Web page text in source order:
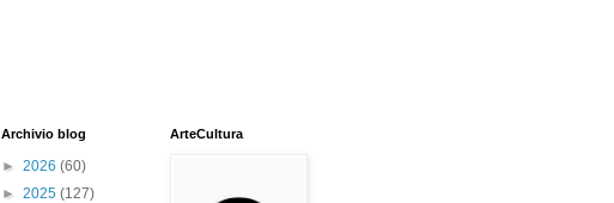
Archivio blog
► 2026 (60)
► 2025 (127)
ArteCultura